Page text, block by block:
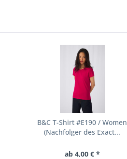
B&C T-Shirt #E190 / Women
(Nachfolger des Exact...
ab 4,00 € *